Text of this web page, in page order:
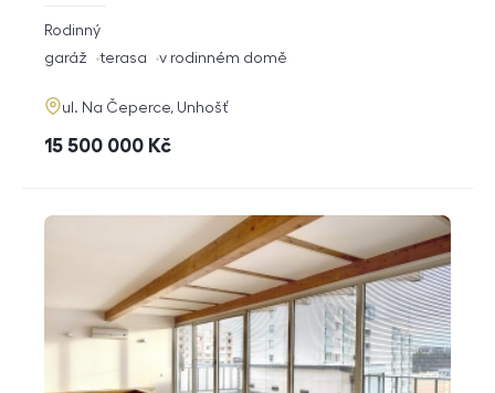
rozměry
dispozice
Rodinný
funkce
garáž terasa v rodinném domě
adresa
ul. Na Čeperce, Unhošť
cena
15 500 000 Kč